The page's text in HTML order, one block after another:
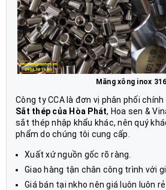
Măng xông inox 316
Công ty CCA là đơn vị phân phối
Sắt thép của Hòa Phát, Hoa sen &
sắt thép nhập khẩu khác, nên quý
phẩm do chúng tôi cung cấp.
Xuất xứ nguồn gốc rõ ràng.
Giao hàng tận chân công trình với
Giá bán tại nkho nên giá luôn luôn